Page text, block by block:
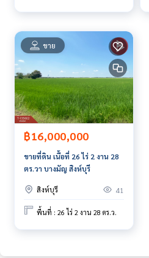
ขาย
฿16,000,000
ขายที่ดิน เนื้อที่ 26 ไร่ 2 งาน 28
ตร.วา บางมัญ สิงห์บุรี
สิงห์บุรี 41
พื้นที่ : 26 ไร่ 2 งาน 28 ตร.ว.